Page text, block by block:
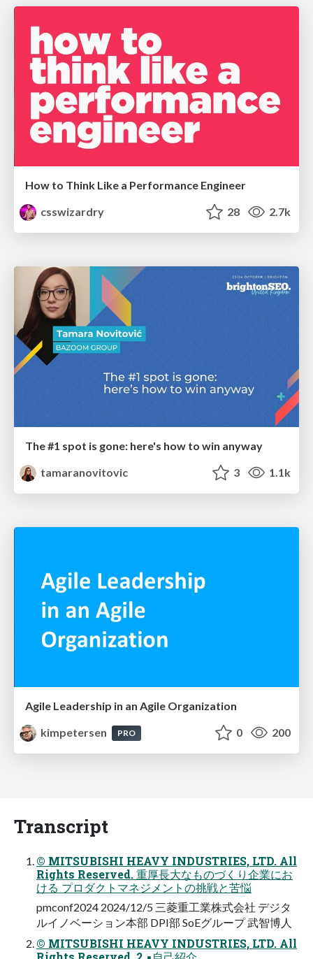
How to Think Like a Performance Engineer
csswizardry
28 2.7k
The #1 spot is gone: here's how to win anyway
tamaranovitovic
3 1.1k
Agile Leadership in an Agile Organization
kimpetersen
PRO 0 200
Transcript
© MITSUBISHI HEAVY INDUSTRIES, LTD. All
Rights Reserved. 重厚⻑⼤なものづくり企業にお
ける プロダクトマネジメントの挑戦と苦悩
pmconf2024 2024/12/5 三菱重⼯業株式会社 デジタ
ルイノベーション本部 DPI部 SoEグループ 武智博⼈
© MITSUBISHI HEAVY INDUSTRIES, LTD. All